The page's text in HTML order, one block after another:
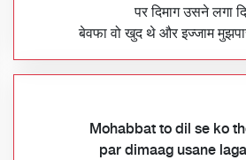
पर दिमाग उसने लगा
बेवफा वो खुद थे और इज्जाम
Mohabbat to dil se ko
par dimaag usane